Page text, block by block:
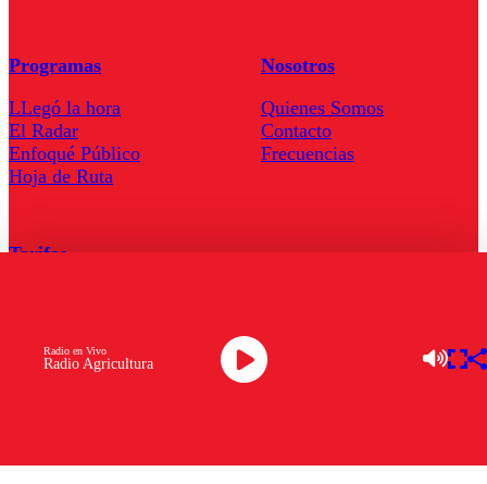
Radio Agricultura
Radio en Vivo
Programas
LLegó la hora
El Radar
Enfoqué Público
Hoja de Ruta
Nosotros
Quienes Somos
Contacto
Frecuencias
Tarifas
Descarga la APP